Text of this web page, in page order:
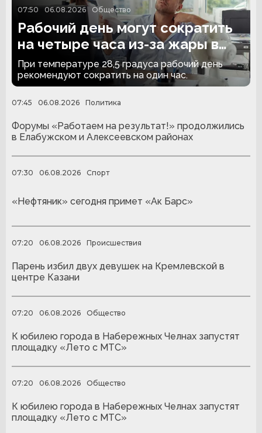
07:50 06.08.2026 Общество
Рабочий день могут сократить
на четыре часа из-за жары в
офисе
При температуре 28,5 градуса рабочий день
рекомендуют сократить на один час.
07:45 06.08.2026 Политика
Форумы «Работаем на результат!» продолжились
в Елабужском и Алексеевском районах
07:30 06.08.2026 Спорт
«Нефтяник» сегодня примет «Ак Барс»
07:20 06.08.2026 Происшествия
Парень избил двух девушек на Кремлевской в
центре Казани
07:20 06.08.2026 Общество
К юбилею города в Набережных Челнах запустят
площадку «Лето с МТС»
07:20 06.08.2026 Общество
К юбилею города в Набережных Челнах запустят
площадку «Лето с МТС»